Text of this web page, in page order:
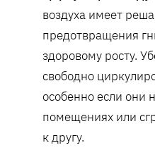
воздуха имеет
предотвращения
здоровому росту.
свободно
особенно если они
помещениях или
к другу.